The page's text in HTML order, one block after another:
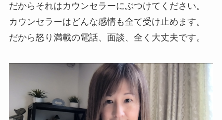
だからそれはカウンセラーにぶつけてください。
カウンセラーはどんな感情も全て受け止めます。
だから怒り満載の電話、面談、全く大丈夫です。